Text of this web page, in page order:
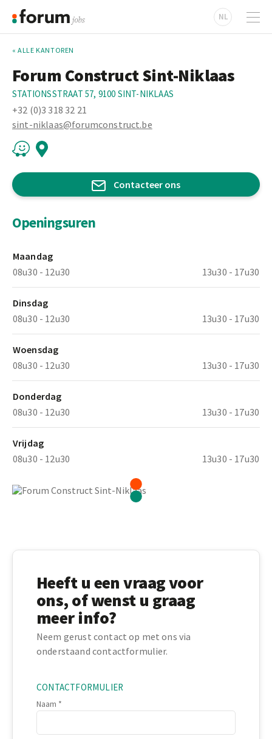
NL
« ALLE KANTOREN
Forum Construct Sint-Niklaas
STATIONSSTRAAT 57, 9100 SINT-NIKLAAS
+32 (0)3 318 32 21
sint-niklaas@forumconstruct.be
Contacteer ons
Openingsuren
Maandag
08u30 - 12u30
13u30 - 17u30
Dinsdag
08u30 - 12u30
13u30 - 17u30
Woensdag
08u30 - 12u30
13u30 - 17u30
Donderdag
08u30 - 12u30
13u30 - 17u30
Vrijdag
08u30 - 12u30
13u30 - 17u30
Heeft u een vraag voor
ons, of wenst u graag
meer info?
Neem gerust contact op met ons via
onderstaand contactformulier.
CONTACTFORMULIER
Naam